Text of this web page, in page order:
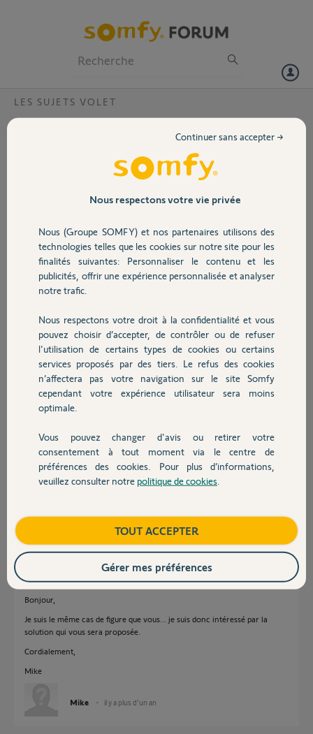
Volet
Sécurité
Domotique
Chauffage
Autres produits
Devis avec un pro
Contact
LES SUJETS VOLET
Suite achat de maison problème confection
Bonjour,
Suite à l achat de notre maison, les
anciens propriétaires ont laissé leur
roulants via l application TAHOMA.
Nous avons installé l application et
essayer d ouvrir un compte via l
application afin de piloter les volets
roulants, cependant la box SIMU est
un nouveau compte et se rattacher
à la BOX présente chez nous.
Les anciens propriétaires étant partis à l’étranger ils nous ai
impossible de les joindre afin de leur demander de faire la
manipulations déménagement .
Pouvez-vous nous aider SVP, ci-joint le N de la box 1229-0481-5610
Par avance merci de votre aide
Cordialement,
Christophe Z.
il y a plus d'un an
Réponses
Bonjour,
Je suis le même cas de figure que vous... je suis donc intéressé par la
solution qui vous sera proposée.
Cordialement,
Mike
Mike il y a plus d'un an
Nous respectons votre vie privée
Nous (Groupe SOMFY) et nos partenaires utilisons des
technologies telles que les cookies sur notre site pour les
finalités suivantes: Personnaliser le contenu et les
publicités, offrir une expérience personnalisée et analyser
notre trafic.
Nous respectons votre droit à la confidentialité et vous
pouvez choisir d’accepter, de contrôler ou de refuser
l'utilisation de certains types de cookies ou certains
services proposés par des tiers. Le refus des cookies
n’affectera pas votre navigation sur le site Somfy
cependant votre expérience utilisateur sera moins
optimale.
Vous pouvez changer d'avis ou retirer votre
consentement à tout moment via le centre de
préférences des cookies. Pour plus d’informations,
veuillez consulter notre politique de cookies
Continuer sans accepter →
TOUT ACCEPTER
Gérer mes préférences